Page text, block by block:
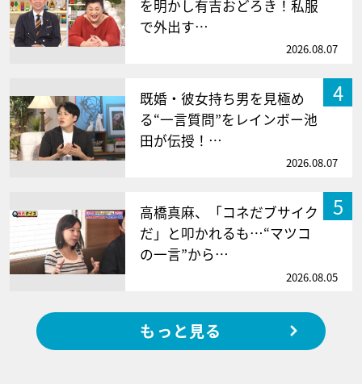
を明かし有吉おどろき！私服
で外出す…
2026.08.07
4
既婚・彼女持ち男を見極め
る“一言質問”をレインボー池
田が伝授！…
2026.08.07
5
高橋真麻、「コネだブサイク
だ」と叩かれるも…“マツコ
の一言”から…
2026.08.05
もっと見る